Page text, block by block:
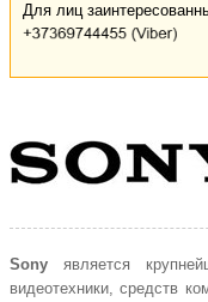
Для лиц
Sony является
видеотехники, средств